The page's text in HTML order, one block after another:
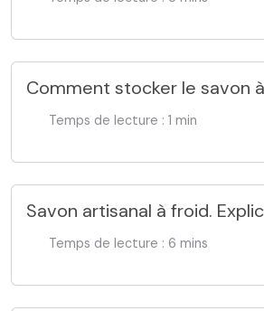
Comment stocker le savon
Temps de lecture : 1 min
Savon artisanal à froid.
Temps de lecture : 6 mins